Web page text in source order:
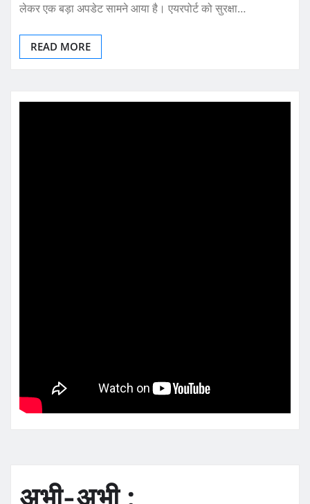
लेकर एक बड़ा अपडेट सामने आया है। एयरपोर्ट को सुरक्षा…
READ MORE
अभी-अभी :